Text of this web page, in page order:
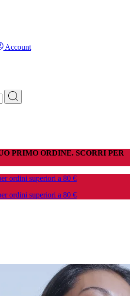
Account
PRIMO ORDINE. SCORRI PER
ordini superiori a 80 €
ordini superiori a 80 €